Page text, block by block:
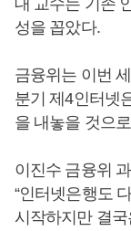
대 교수는 기존
성을 꼽았다.
금융위는 이번
분기 제4인터넷
을 내놓을 것으
이진수 금융위
“인터넷은행도
시작하지만 결국